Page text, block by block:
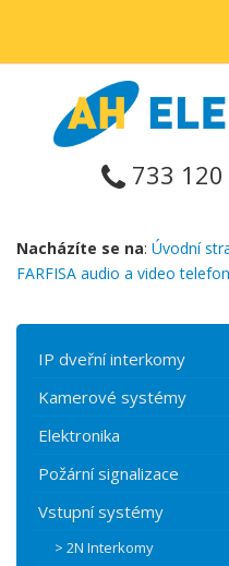
733
Nacházíte se na: Úvodní
FARFISA audio a video
IP dveřní interkomy
Kamerové systémy
Elektronika
Požární signalizace
Vstupní systémy
> 2N Interkomy